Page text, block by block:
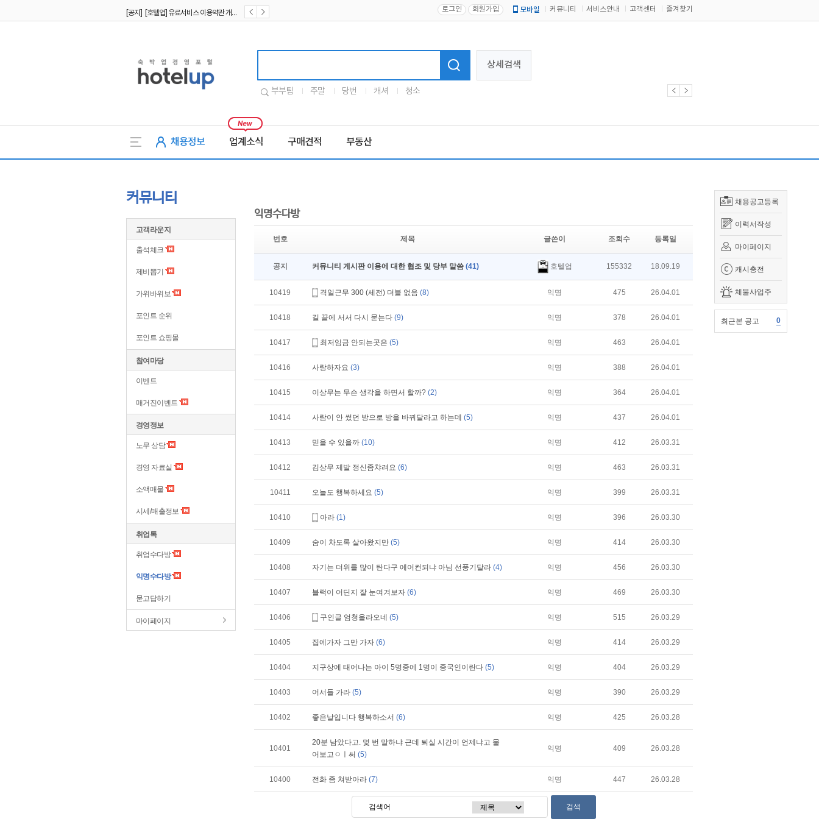
로그인 회원가입 모바일 커뮤니티 서비스안내 고객센터 즐겨찾기
상세검색
부부팀 주말 당번 캐셔 청소
채용정보 업계소식 구매견적 부동산
채용공고등록
이력서작성
마이페이지
캐시충전
체불사업주
최근본 공고 0
커뮤니티
고객라운지
출석체크
제비뽑기
가위바위보
포인트 순위
포인트 쇼핑몰
참여마당
이벤트
매거진이벤트
경영정보
노무 상담
경영 자료실
소액매물
시세/매출정보
취업톡
취업수다방
익명수다방
묻고답하기
마이페이지
익명수다방
번호 제목 글쓴이 조회수 등록일
공지 커뮤니티 게시판 이용에 대한 협조 및 당부 말씀 (41) 호텔업 155332 18.09.19
10419 격일근무 300 (세전) 더블 없음 (8) 익명 475 26.04.01
10418 길 끝에 서서 다시 묻는다 (9) 익명 378 26.04.01
10417 최저임금 안되는곳은 (5) 익명 463 26.04.01
10416 사랑하자요 (3) 익명 388 26.04.01
10415 이상무는 무슨 생각을 하면서 할까? (2) 익명 364 26.04.01
10414 사람이 안 썼던 방으로 방을 바꿔달라고 하는데 (5) 익명 437 26.04.01
10413 믿을 수 있을까 (10) 익명 412 26.03.31
10412 김상무 제발 정신좀챠려요 (6) 익명 463 26.03.31
10411 오늘도 행복하세요 (5) 익명 399 26.03.31
10410 아라 (1) 익명 396 26.03.30
10409 숨이 차도록 살아왔지만 (5) 익명 414 26.03.30
10408 자기는 더위를 많이 탄다구 에어컨되냐 아님 선풍기달라 (4) 익명 456 26.03.30
10407 블랙이 어딘지 잘 눈여겨보자 (6) 익명 469 26.03.30
10406 구인글 엄청올라오네 (5) 익명 515 26.03.29
10405 집에가자 그만 가자 (6) 익명 414 26.03.29
10404 지구상에 태어나는 아이 5명중에 1명이 중국인이란다 (5) 익명 404 26.03.29
10403 어서들 가라 (5) 익명 390 26.03.29
10402 좋은날입니다 행복하소서 (6) 익명 425 26.03.28
10401
20분 남았다고. 몇 번 말하냐 근데 퇴실 시간이 언제냐고 물
어보고ㅇㅣ써 (5)
익명 409 26.03.28
10400 전화 좀 쳐받아라 (7) 익명 447 26.03.28